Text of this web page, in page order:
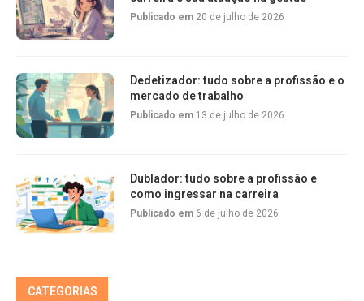
Publicado em 20 de julho de 2026
Dedetizador: tudo sobre a profissão e o
mercado de trabalho
Publicado em 13 de julho de 2026
Dublador: tudo sobre a profissão e
como ingressar na carreira
Publicado em 6 de julho de 2026
CATEGORIAS